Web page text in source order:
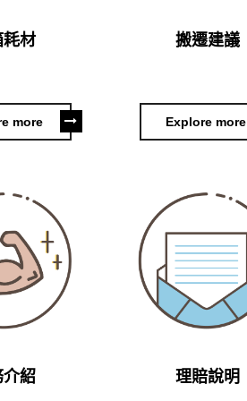
耗材
more
搬遷建議
Explore more
介紹 理賠說明